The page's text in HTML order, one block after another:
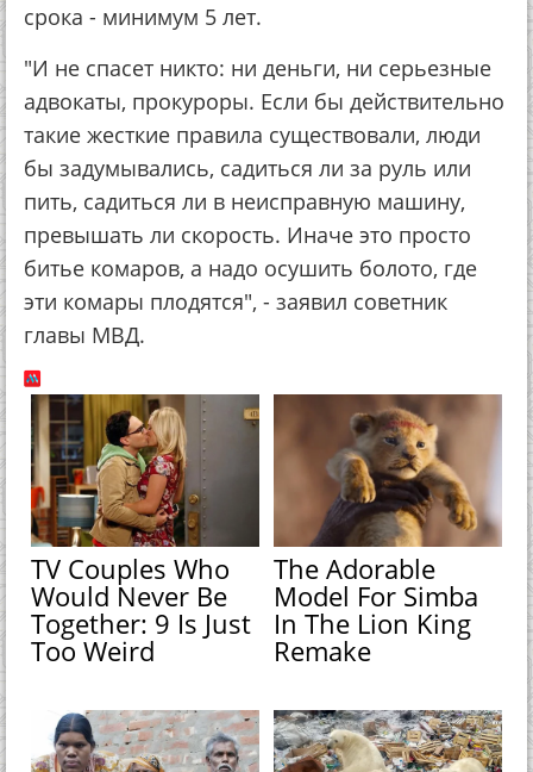
срока - минимум 5 лет.
"И не спасет никто: ни деньги, ни серьезные
адвокаты, прокуроры. Если бы действительно
такие жесткие правила существовали, люди
бы задумывались, садиться ли за руль или
пить, садиться ли в неисправную машину,
превышать ли скорость. Иначе это просто
битье комаров, а надо осушить болото, где
эти комары плодятся", - заявил советник
главы МВД.
TV Couples Who
Would Never Be
Together: 9 Is Just
Too Weird
The Adorable
Model For Simba
In The Lion King
Remake